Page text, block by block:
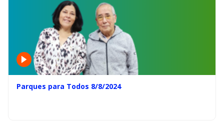
Parques para Todos 8/8/2024